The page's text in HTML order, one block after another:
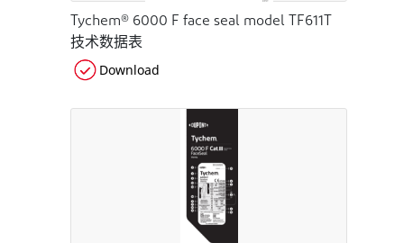
Tychem® 6000 F face seal model TF611T
技术数据表
Download